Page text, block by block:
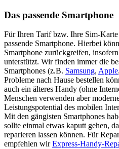
Das passende Smartphone
Für Ihren Tarif bzw. Ihre Sim-
passende Smartphone. Hierbei
Smartphone zurückgreifen,
unterstützt. Wir finden immer die
Smartphones (z.B. Samsung, Apple,
Probleme nach Hause bestellen
auch ein älteres Handy (ohne
Menschen verwenden aber
Leistungspotential des mobilen
Mit den gängisten Smartphones
sollte einmal etwas kaputt gehen,
reparieren lassen können. Für
empfehlen wirExpress-Handy-